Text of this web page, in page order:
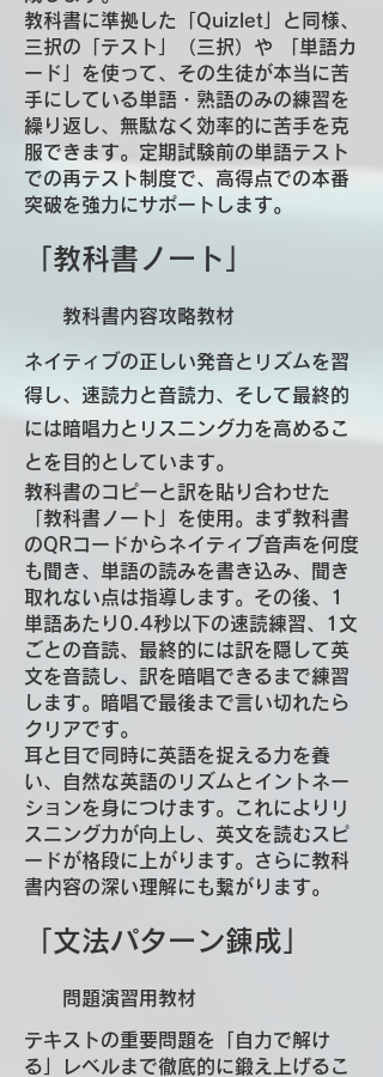
教科書に準拠した「Quizlet」と同様、
三択の「テスト」（三択）や 「単語カ
ード」を使って、その生徒が本当に苦
手にしている単語・熟語のみの練習を
繰り返し、無駄なく効率的に苦手を克
服できます。定期試験前の単語テスト
での再テスト制度で、高得点での本番
突破を強力にサポートします。
「教科書ノート」
​ 教科書内容攻略教材
ネイティブの正しい発音とリズムを習
得し、速読力と音読力、そして最終的
には暗唱力とリスニング力を高めるこ
とを目的としています。
教科書のコピーと訳を貼り合わせた
「教科書ノート」を使用。まず教科書
のQRコードからネイティブ音声を何度
も聞き、単語の読みを書き込み、聞き
取れない点は指導します。その後、1
単語あたり0.4秒以下の速読練習、1文
ごとの音読、最終的には訳を隠して英
文を音読し、訳を暗唱できるまで練習
します。暗唱で最後まで言い切れたら
クリアです。
耳と目で同時に英語を捉える力を養
い、自然な英語のリズムとイントネー
ションを身につけます。これによりリ
スニング力が向上し、英文を読むスピ
ードが格段に上がります。さらに教科
書内容の深い理解にも繋がります。
「文法パターン錬成」
​ 問題演習用教材
テキストの重要問題を「自力で解け
る」レベルまで徹底的に鍛え上げるこ